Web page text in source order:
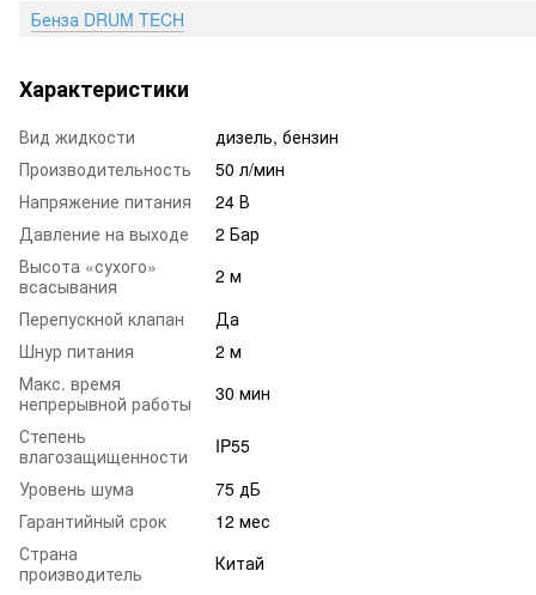
Бенза DRUM TECH
Характеристики
Вид жидкости
дизель, бензин
Производительность
50 л/мин
Напряжение питания
24 В
Давление на выходе
2 Бар
Высота «сухого»
всасывания
2 м
Перепускной клапан
Да
Шнур питания
2 м
Макс. время
непрерывной работы
30 мин
Степень
влагозащищенности
IP55
Уровень шума
75 дБ
Гарантийный срок
12 мес
Страна
производитель
Китай